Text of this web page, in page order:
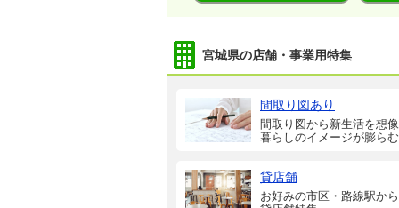
宮城県の店舗・事業用特集
間取り図あり
間取り図から新生活を想
暮らしのイメージが膨ら
貸店舗
お好みの市区・路線駅か